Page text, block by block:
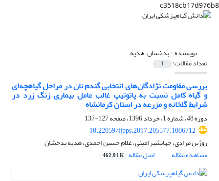
c3518cb17d976b8
نویسنده =بدخشان، هدیه
تعداد مقالات: 1
بررسی مقاومت نژادگان‌های انتخابی گندم نان در مراحل گیاهچه‌ای
و گیاه کامل نسبت به پاتوتیپ غالب عامل بیماری زنگ زرد در
شرایط گلخانه و مزرعه در استان کرمانشاه
دوره 48، شماره 1، خرداد 1396، صفحه
127-137
10.22059/ijpps.2017.205577.1006712
روژین مرادی، جهانشیر امینی، غلام حسین احمدی، هدیه بدخشان
مشاهده مقاله
اصل مقاله 462.91 K